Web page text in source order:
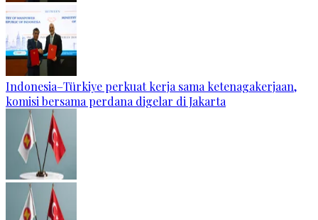
Indonesia–Türkiye perkuat kerja sama ketenagakerjaan,
komisi bersama perdana digelar di Jakarta